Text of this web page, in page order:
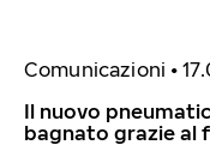
Comunicazioni •
Il nuovo
bagnato grazie al